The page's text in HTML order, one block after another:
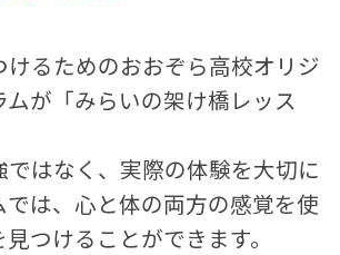
けるためのおおぞら高校オリジ
が「みらいの架け橋レッス
はなく、実際の体験を大切に
では、心と体の両方の感覚を使
つけることができます。